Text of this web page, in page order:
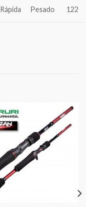
Rápida Pesado 122